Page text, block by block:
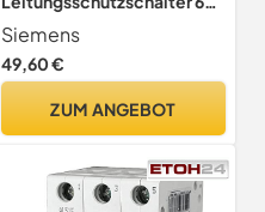
C32 3P in 3TE 400V, MCB,
Sicherungsautomat
Siemens
49,60 €
ZUM ANGEBOT